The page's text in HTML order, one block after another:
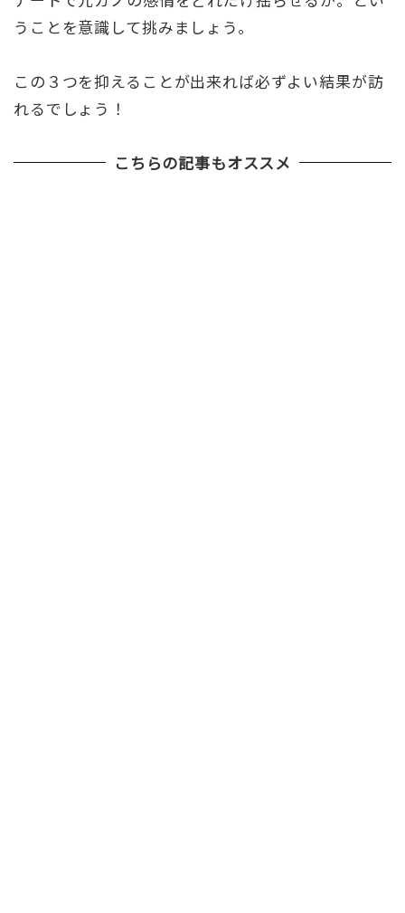
うことを意識して挑みましょう。
この３つを抑えることが出来れば必ずよい結果が訪
れるでしょう！
こちらの記事もオススメ